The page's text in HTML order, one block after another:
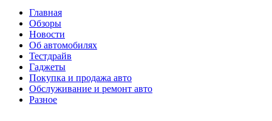
Главная
Обзоры
Новости
Об автомобилях
Тестдрайв
Гаджеты
Покупка и продажа авто
Обслуживание и ремонт авто
Разное